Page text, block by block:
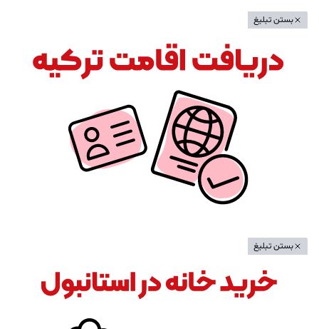
بستن تبلیغ
بستن تبلیغ